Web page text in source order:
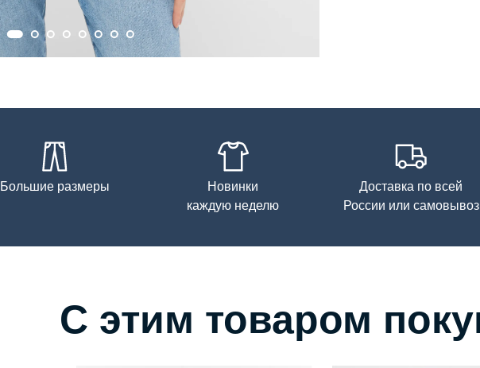
Большие размеры
Новинки
каждую неделю
Доставка по всей
России или самовывоз
С этим товаром